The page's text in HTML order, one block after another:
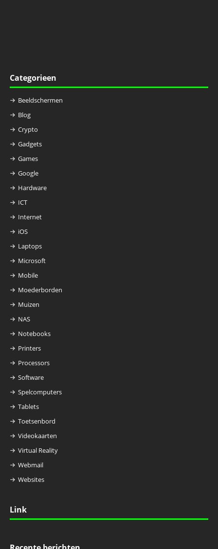
Categorieen
Beeldschermen
Blog
Crypto
Gadgets
Games
Google
Hardware
ICT
Internet
iOS
Laptops
Microsoft
Mobile
Moederborden
Muizen
NAS
Notebooks
Printers
Processors
Software
Spelcomputers
Tablets
Toetsenbord
Videokaarten
Virtual Reality
Webmail
Websites
Link